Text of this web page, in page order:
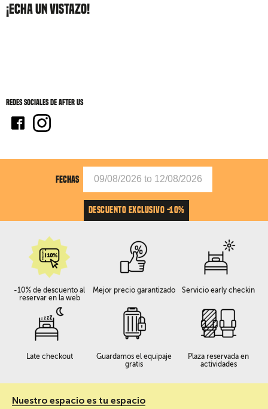
¡ECHA UN VISTAZO!
Redes sociales de After Us
FECHAS
DESCUENTO EXCLUSIVO -10%
-10% de descuento al
reservar en la web
Mejor precio garantizado Servicio early checkin
Late checkout
Guardamos el equipaje
gratis
Plaza reservada en
actividades
Nuestro espacio es tu espacio